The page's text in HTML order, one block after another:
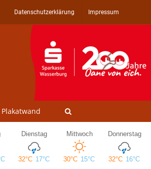
Datenschutzerklärung Impressum
Plakatwand